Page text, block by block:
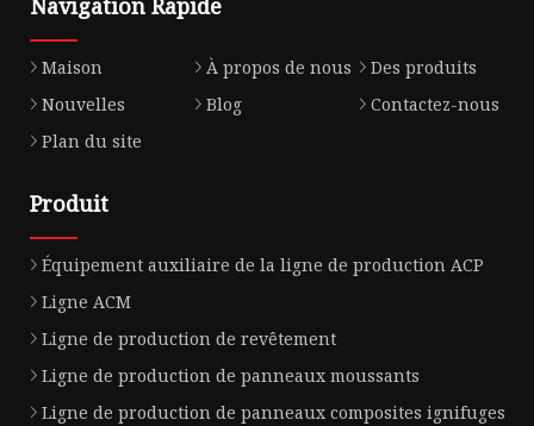
Navigation Rapide
Maison À propos de nous
Des produits
Nouvelles
Blog
Contactez-nous
Plan du site
Produit
Équipement auxiliaire de la ligne de production ACP
Ligne ACM
Ligne de production de revêtement
Ligne de production de panneaux moussants
Ligne de production de panneaux composites ignifuges